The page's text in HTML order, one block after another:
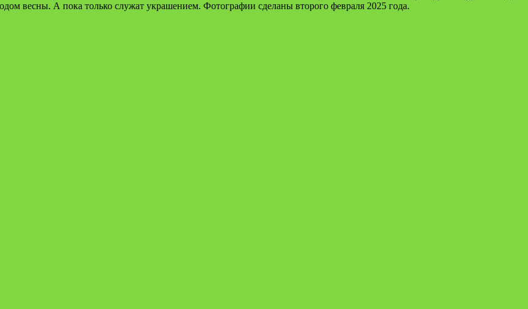
весны. А пока только служат украшением. Фотографии сделаны второго февраля 2025 года.